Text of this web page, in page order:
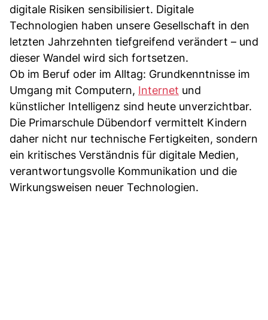
digitale Risiken sensibilisiert. Digitale
Technologien haben unsere Gesellschaft in den
letzten Jahrzehnten tiefgreifend verändert – und
dieser Wandel wird sich fortsetzen.
Ob im Beruf oder im Alltag: Grundkenntnisse im
Umgang mit Computern, Internet und
künstlicher Intelligenz sind heute unverzichtbar.
Die Primarschule Dübendorf vermittelt Kindern
daher nicht nur technische Fertigkeiten, sondern
ein kritisches Verständnis für digitale Medien,
verantwortungsvolle Kommunikation und die
Wirkungsweisen neuer Technologien.